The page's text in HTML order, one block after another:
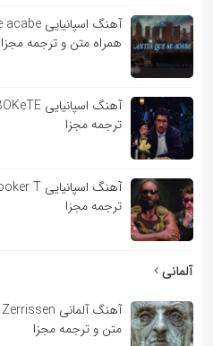
همراه متن و ترجمه مجزا
ترجمه مجزا
ترجمه مجزا
آلمانی
متن و ترجمه مجزا